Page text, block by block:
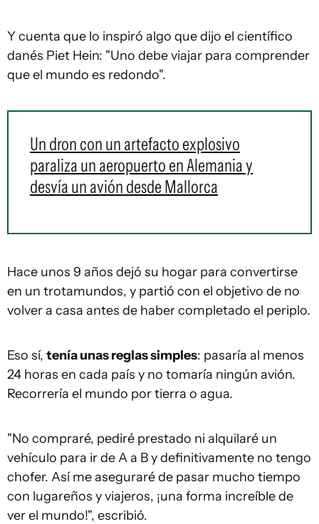
Y cuenta que lo inspiró algo que dijo el científico
danés Piet Hein: "Uno debe viajar para comprender
que el mundo es redondo".
Un dron con un artefacto explosivo
paraliza un aeropuerto en Alemania y
desvía un avión desde Mallorca
Hace unos 9 años dejó su hogar para convertirse
en un trotamundos, y partió con el objetivo de no
volver a casa antes de haber completado el periplo.
Eso sí, tenía unas reglassimples: pasaría al menos
24 horas en cada país y no tomaría ningún avión.
Recorrería el mundo por tierra o agua.
"No compraré, pediré prestado ni alquilaré un
vehículo para ir de A a B y definitivamente no tengo
chofer. Así me aseguraré de pasar mucho tiempo
con lugareños y viajeros, ¡una forma increíble de
ver el mundo!", escribió.